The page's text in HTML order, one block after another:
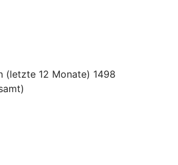
(letzte 12 Monate) 1498